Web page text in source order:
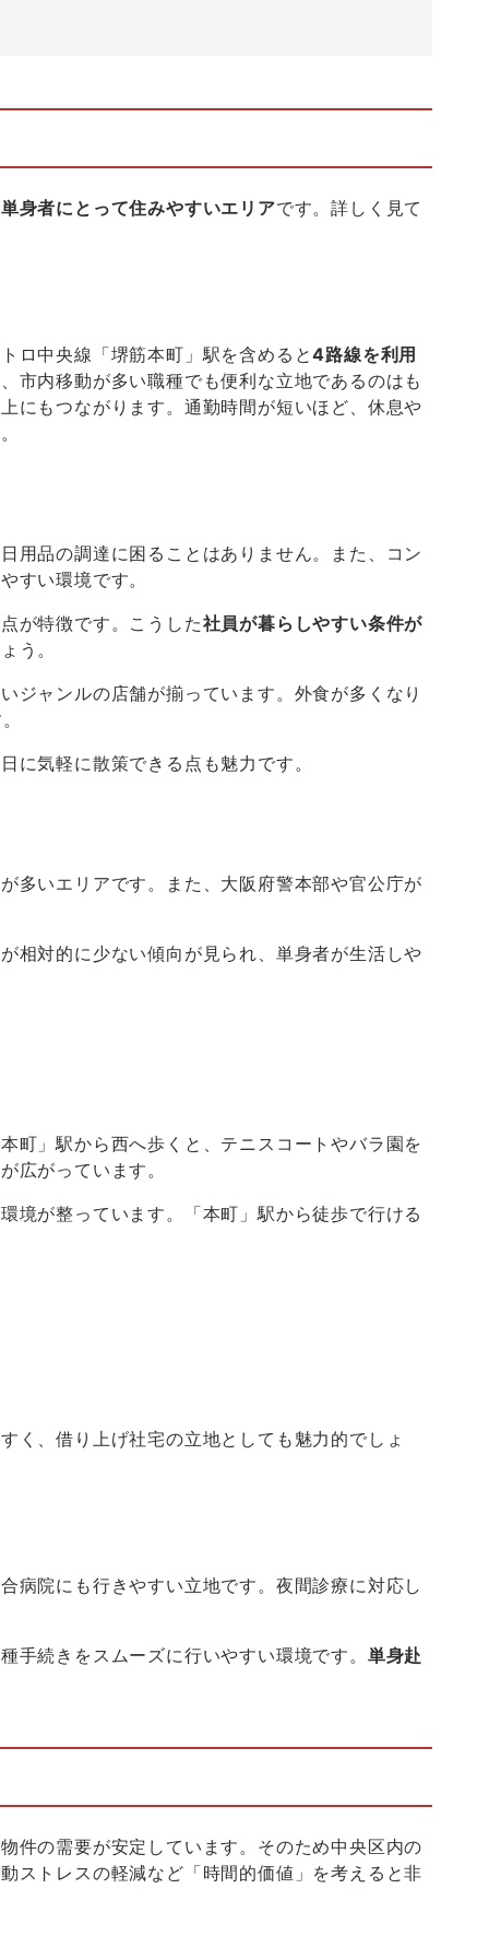
身者にとって住みやすいエリアです。詳しく見て
ロ中央線「堺筋本町」駅を含めると4路線を利用
市内移動が多い職種でも便利な立地であるのはも
にもつながります。通勤時間が短いほど、休息や
用品の調達に困ることはありません。また、コン
すい環境です。
が特徴です。こうした社員が暮らしやすい条件が
う。
ジャンルの店舗が揃っています。外食が多くなり
に気軽に散策できる点も魅力です。
多いエリアです。また、大阪府警本部や官公庁が
相対的に少ない傾向が見られ、単身者が生活しや
町」駅から西へ歩くと、テニスコートやバラ園を
広がっています。
境が整っています。「本町」駅から徒歩で行ける
く、借り上げ社宅の立地としても魅力的でしょ
病院にも行きやすい立地です。夜間診療に対応し
手続きをスムーズに行いやすい環境です。 単身赴
件の需要が安定しています。そのため中央区内の
ストレスの軽減など「時間的価値」を考えると非